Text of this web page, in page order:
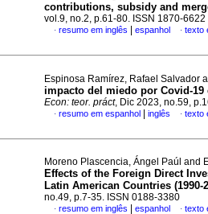
contributions, subsidy and
vol.9, no.2, p.61-80. ISSN 1870-6622
· resumo em inglês espanhol · texto
Espinosa Ramírez, Rafael Salvador
impacto del miedo por Covid-
Econ: teor. práct, Dic 2023, no.59,
· resumo em espanhol inglês · texto
Moreno Plascencia, Ángel Paúl and
Effects of the Foreign Direct
Latin American Countries (1990-
no.49, p.7-35. ISSN 0188-3380
· resumo em inglês espanhol · texto